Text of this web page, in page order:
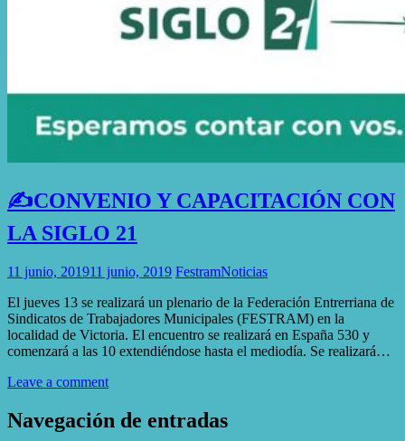
✍️CONVENIO Y CAPACITACIÓN CON
LA SIGLO 21
11 junio, 201911 junio, 2019 FestramNoticias
El jueves 13 se realizará un plenario de la Federación Entrerriana de
Sindicatos de Trabajadores Municipales (FESTRAM) en la
localidad de Victoria. El encuentro se realizará en España 530 y
comenzará a las 10 extendiéndose hasta el mediodía. Se realizará…
Leave a comment
Navegación de entradas